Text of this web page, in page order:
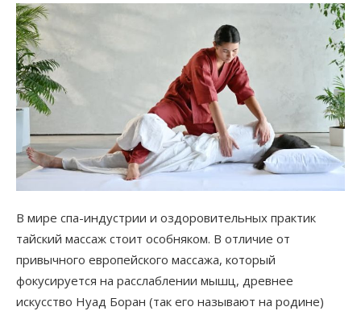
В мире спа-индустрии и оздоровительных практик
тайский массаж стоит особняком. В отличие от
привычного европейского массажа, который
фокусируется на расслаблении мышц, древнее
искусство Нуад Боран (так его называют на родине)